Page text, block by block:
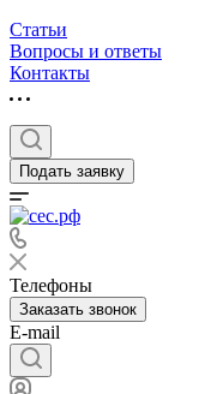
Статьи
Вопросы и ответы
Контакты
Подать заявку
Телефоны
Заказать звонок
E-mail